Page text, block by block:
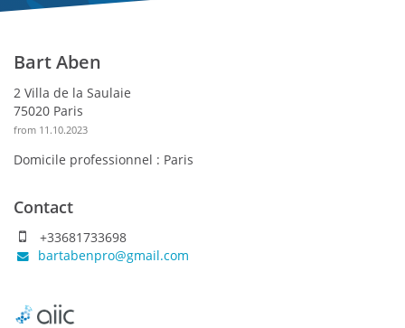
Bart Aben
2 Villa de la Saulaie
75020 Paris
from 11.10.2023
Domicile professionnel : Paris
Contact
+33681733698
bartabenpro@gmail.com